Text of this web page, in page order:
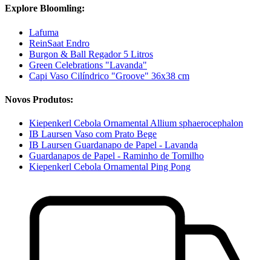
Explore Bloomling:
Lafuma
ReinSaat Endro
Burgon & Ball Regador 5 Litros
Green Celebrations "Lavanda"
Capi Vaso Cilíndrico "Groove" 36x38 cm
Novos Produtos:
Kiepenkerl Cebola Ornamental Allium sphaerocephalon
IB Laursen Vaso com Prato Bege
IB Laursen Guardanapo de Papel - Lavanda
Guardanapos de Papel - Raminho de Tomilho
Kiepenkerl Cebola Ornamental Ping Pong